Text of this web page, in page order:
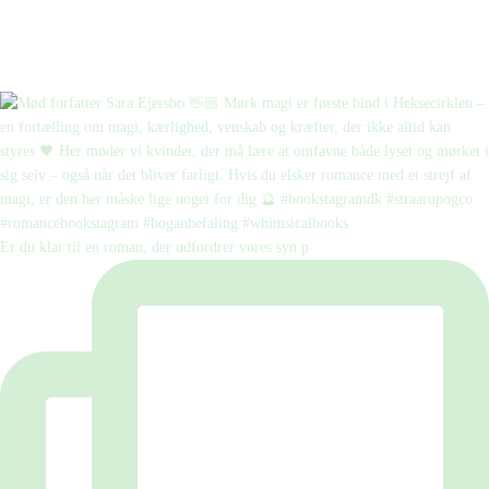
Er du klar til en roman, der udfordrer vores syn p